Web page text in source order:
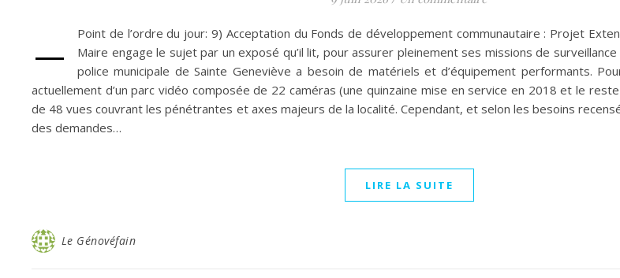
–
Point de l’ordre du jour: 9) Acceptation du Fonds de développement communautaire : Projet
Maire engage le sujet par un exposé qu’il lit, pour assurer pleinement ses missions de
police municipale de Sainte Geneviève a besoin de matériels et d’équipement performants.
actuellement d’un parc vidéo composée de 22 caméras (une quinzaine mise en service en 2018 et le
de 48 vues couvrant les pénétrantes et axes majeurs de la localité. Cependant, et selon les besoins
des demandes…
LIRE LA SUITE
Le Génovéfain